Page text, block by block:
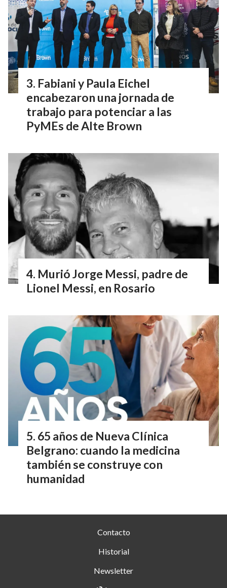
Fabiani y Paula Eichel
encabezaron una jornada de
trabajo para potenciar a las
PyMEs de Alte Brown
Murió Jorge Messi, padre de
Lionel Messi, en Rosario
65 años de Nueva Clínica
Belgrano: cuando la medicina
también se construye con
humanidad
Contacto
Historial
Newsletter